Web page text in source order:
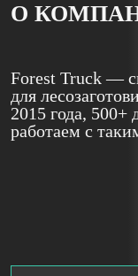
О
Forest Truck —
для
2015 года,
работаем с